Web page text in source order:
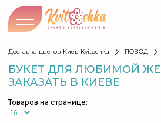
Доставка цветов Киев Kvitochka ПОВОД
БУКЕТ ДЛЯ ЛЮБИМОЙ
ЗАКАЗАТЬ В КИЕВЕ
Товаров на странице: